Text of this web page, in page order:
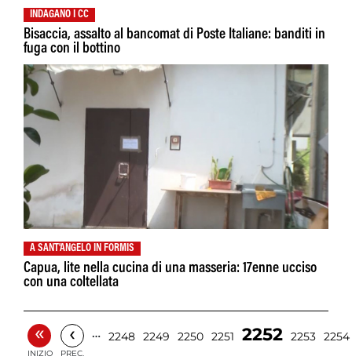
INDAGANO I CC
Bisaccia, assalto al bancomat di Poste Italiane: banditi in
fuga con il bottino
A SANT'ANGELO IN FORMIS
Capua, lite nella cucina di una masseria: 17enne ucciso
con una coltellata
«
INIZIO
‹
PREC.
… 2248 2249 2250 2251 2252 2253 2254